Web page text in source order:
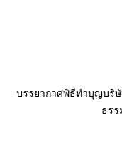
บรรยากาศพิธีทำบุญบริษั
ธรร